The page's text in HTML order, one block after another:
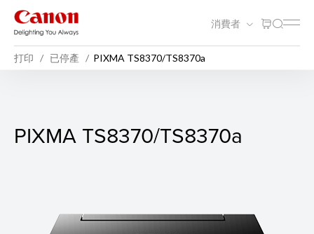
消費者
打印 已停產 PIXMA TS8370/TS8370a
PIXMA TS8370/TS8370a
PIXMA TS8370/TS8370a